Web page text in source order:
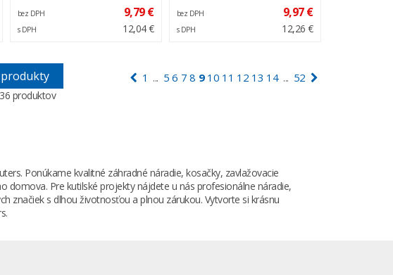
bez DPH 9,79 €
s DPH 12,04 €
bez DPH 9,97 €
s DPH 12,26 €
produktov
1 ... 5 6 7 8 9 10 11 12 13 14 ... 52
Ponúkame kvalitné záhradné náradie, kosačky, zavlažovacie
domova. Pre kutilské projekty nájdete u nás profesionálne náradie,
značiek s dlhou životnosťou a plnou zárukou. Vytvorte si krásnu